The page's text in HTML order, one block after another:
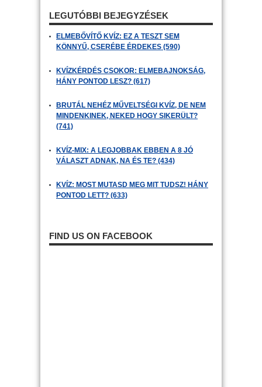
LEGUTÓBBI BEJEGYZÉSEK
ELMEBŐVÍTŐ KVÍZ: EZ A TESZT SEM
KÖNNYŰ, CSERÉBE ÉRDEKES (590)
KVÍZKÉRDÉS CSOKOR: ELMEBAJNOKSÁG,
HÁNY PONTOD LESZ? (617)
BRUTÁL NEHÉZ MŰVELTSÉGI KVÍZ, DE NEM
MINDENKINEK, NEKED HOGY SIKERÜLT?
(741)
KVÍZ-MIX: A LEGJOBBAK EBBEN A 8 JÓ
VÁLASZT ADNAK, NA ÉS TE? (434)
KVÍZ: MOST MUTASD MEG MIT TUDSZ! HÁNY
PONTOD LETT? (633)
FIND US ON FACEBOOK